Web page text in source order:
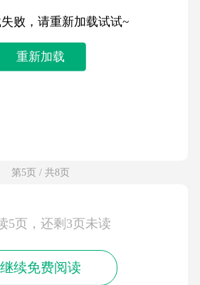
败，请重新加载试试~
重新加载
第5页 / 共8页
5页，还剩3页未读
继续免费阅读